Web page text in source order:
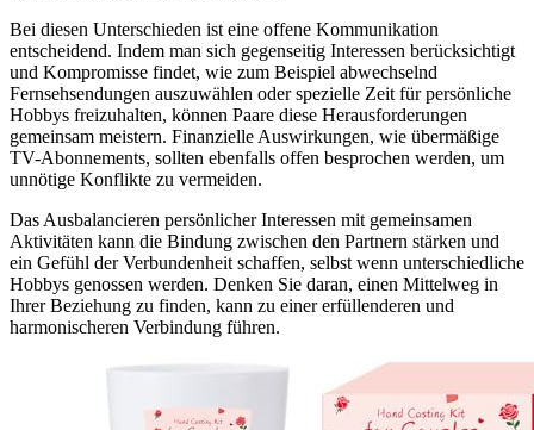
Bei diesen Unterschieden ist eine offene Kommunikation
entscheidend. Indem man sich gegenseitig Interessen berücksichtigt
und Kompromisse findet, wie zum Beispiel abwechselnd
Fernsehsendungen auszuwählen oder spezielle Zeit für persönliche
Hobbys freizuhalten, können Paare diese Herausforderungen
gemeinsam meistern. Finanzielle Auswirkungen, wie übermäßige
TV-Abonnements, sollten ebenfalls offen besprochen werden, um
unnötige Konflikte zu vermeiden.
Das Ausbalancieren persönlicher Interessen mit gemeinsamen
Aktivitäten kann die Bindung zwischen den Partnern stärken und
ein Gefühl der Verbundenheit schaffen, selbst wenn unterschiedliche
Hobbys genossen werden. Denken Sie daran, einen Mittelweg in
Ihrer Beziehung zu finden, kann zu einer erfüllenderen und
harmonischeren Verbindung führen.